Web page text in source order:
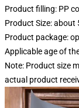
Product filling: PP
Product Size:
Product package:
Applicable age of
Note: Product size
actual product